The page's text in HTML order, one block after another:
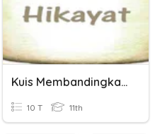
Kuis Membandingkan Hikayat Dan Cerpen
10 T 11th